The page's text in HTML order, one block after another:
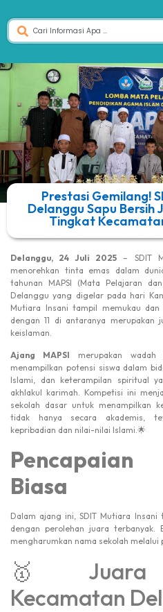
Prestasi Gemilang!
Delanggu Sapu Bersih
Tingkat
Delanggu, 24 Juli 2025 – SDIT
menorehkan tinta emas dalam
tahunan MAPSI (Mata Pelajaran
Delanggu yang digelar pada hari
Mutiara Insani tampil memukau dan
dengan 11 di antaranya merupakan
keislaman.
Ajang MAPSI merupakan
menampilkan potensi siswa dalam
Islami, dan keterampilan spiritual
akhlakul karimah. Kompetisi ini
sekolah dasar untuk menampilkan
tidak hanya secara akademis,
kepribadian dan nilai-nilai Islami.🌟
Biasa
Dalam ajang ini, SDIT Mutiara
dengan perolehan juara
mengharumkan nama sekolah melalui
🥇 Juara
Kecamatan